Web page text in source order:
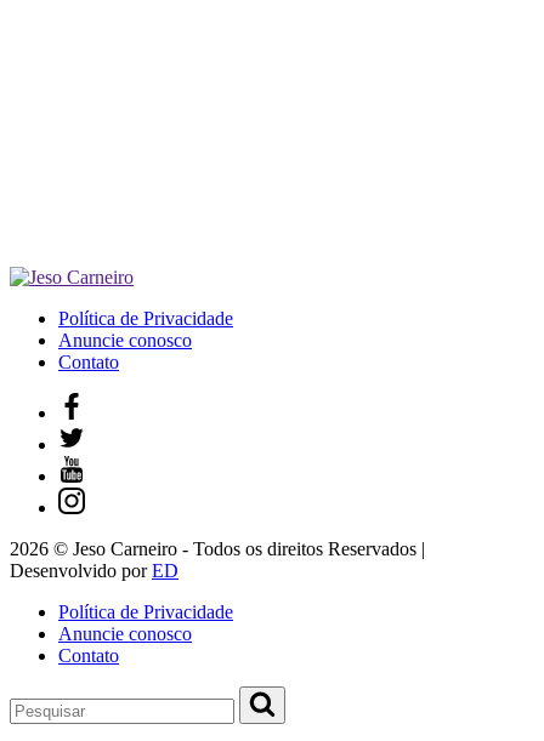
Política de Privacidade
Anuncie conosco
Contato
2026 © Jeso Carneiro - Todos os direitos Reservados |
Desenvolvido porED
Política de Privacidade
Anuncie conosco
Contato